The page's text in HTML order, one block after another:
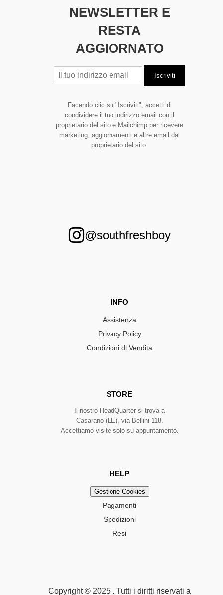
NEWSLETTER E
RESTA
AGGIORNATO
Facendo clic su "Iscriviti", accetti di
condividere il tuo indirizzo email con il
proprietario del sito e Mailchimp per ricevere
marketing, aggiornamenti e altre email dal
proprietario del sito.
@southfreshboy
INFO
Assistenza
Privacy Policy
Condizioni di Vendita
STORE
Il nostro HeadQuarter si trova a
Casarano (LE), via Bellini 118.
Accettiamo visite solo su appuntamento.
HELP
Gestione Cookies
Pagamenti
Spedizioni
Resi
Copyright © 2025 . Tutti i diritti riservati a